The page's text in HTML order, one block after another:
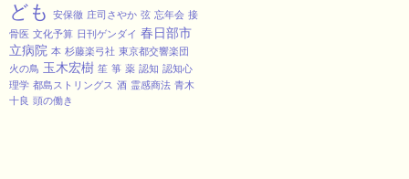
ども
安保徹 庄司さやか 弦 忘年会 接
骨医 文化予算 日刊ゲンダイ 春日部市
立病院 本 杉藤楽弓社 東京都交響楽団
火の鳥 玉木宏樹 笙 箏 薬 認知 認知心
理学 都島ストリングス 酒 霊感商法 青木
十良 頭の働き